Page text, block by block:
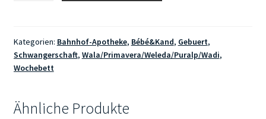
Bio-
Narbenpflegeöl
Roll-
Menge
Kategorien: Bahnhof-Apotheke, Bébé&Kand, Gebuert,
Schwangerschaft, Wala/Primavera/Weleda/Puralp/Wadi,
Wochebett
Ähnliche Produkte